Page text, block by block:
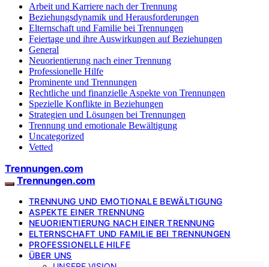
Arbeit und Karriere nach der Trennung
Beziehungsdynamik und Herausforderungen
Elternschaft und Familie bei Trennungen
Feiertage und ihre Auswirkungen auf Beziehungen
General
Neuorientierung nach einer Trennung
Professionelle Hilfe
Prominente und Trennungen
Rechtliche und finanzielle Aspekte von Trennungen
Spezielle Konflikte in Beziehungen
Strategien und Lösungen bei Trennungen
Trennung und emotionale Bewältigung
Uncategorized
Vetted
Trennungen.com
Trennungen.com
TRENNUNG UND EMOTIONALE BEWÄLTIGUNG
ASPEKTE EINER TRENNUNG
NEUORIENTIERUNG NACH EINER TRENNUNG
ELTERNSCHAFT UND FAMILIE BEI TRENNUNGEN
PROFESSIONELLE HILFE
ÜBER UNS